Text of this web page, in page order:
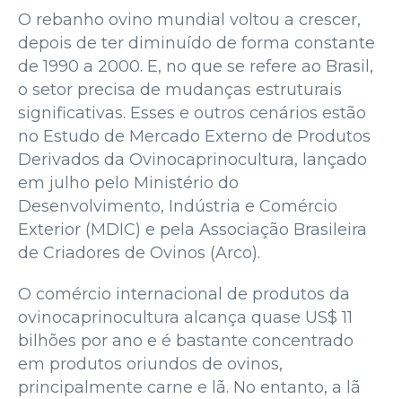
O rebanho ovino mundial voltou a crescer,
depois de ter diminuído de forma constante
de 1990 a 2000. E, no que se refere ao Brasil,
o setor precisa de mudanças estruturais
significativas. Esses e outros cenários estão
no Estudo de Mercado Externo de Produtos
Derivados da Ovinocaprinocultura, lançado
em julho pelo Ministério do
Desenvolvimento, Indústria e Comércio
Exterior (MDIC) e pela Associação Brasileira
de Criadores de Ovinos (Arco).
O comércio internacional de produtos da
ovinocaprinocultura alcança quase US$ 11
bilhões por ano e é bastante concentrado
em produtos oriundos de ovinos,
principalmente carne e lã. No entanto, a lã